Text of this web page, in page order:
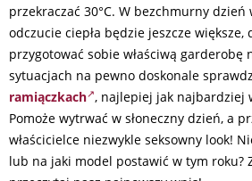
przekraczać 30°C. W bezchmurny dzień
odczucie ciepła będzie jeszcze większe,
przygotować sobie właściwą garderobę
sytuacjach na pewno doskonale
ramiączkach , najlepiej jak najbardziej
Pomoże wytrwać w słoneczny dzień, a
właścicielce niezwykle seksowny look!
lub na jaki model postawić w tym roku?